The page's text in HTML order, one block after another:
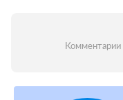
Комментарии